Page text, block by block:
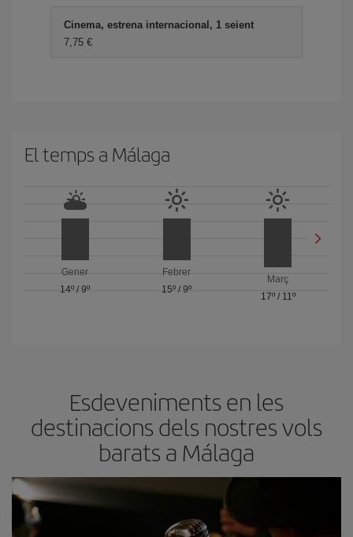
Cinema, estrena internacional, 1 seient
7,75
El temps a Málaga
Gener
14º /9º
Febrer
15º / 9º
Març
17º/ 11º
Esdeveniments en les
destinacions dels nostres vols
barats a Málaga